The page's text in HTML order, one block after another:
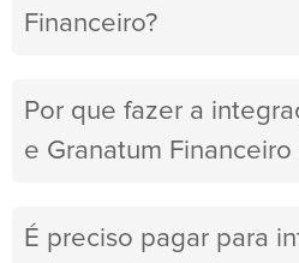
Financeiro?
Por que fazer a
e Granatum Financeiro
É preciso pagar para